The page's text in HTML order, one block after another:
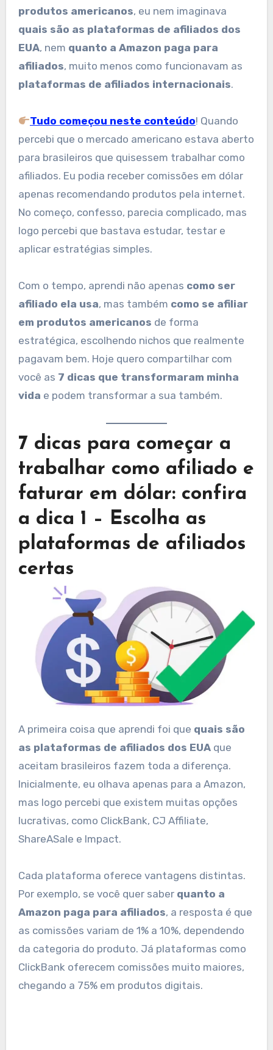
produtos americanos, eu nem imaginava
quais são as plataformas de afiliados dos
EUA, nem quanto a Amazon paga para
afiliados, muito menos como funcionavam as
plataformas de afiliados internacionais.
Tudo começou neste conteúdo! Quando
percebi que o mercado americano estava aberto
para brasileiros que quisessem trabalhar como
afiliados. Eu podia receber comissões em dólar
apenas recomendando produtos pela internet.
No começo, confesso, parecia complicado, mas
logo percebi que bastava estudar, testar e
aplicar estratégias simples.
Com o tempo, aprendi não apenas como ser
afiliado ela usa, mas também como se afiliar
em produtos americanos de forma
estratégica, escolhendo nichos que realmente
pagavam bem. Hoje quero compartilhar com
você as 7 dicas que transformaram minha
vida e podem transformar a sua também.
7 dicas para começar a
trabalhar como afiliado e
faturar em dólar: confira
a dica 1 – Escolha as
plataformas de afiliados
certas
A primeira coisa que aprendi foi que quais são
as plataformas de afiliados dos EUAque
aceitam brasileiros fazem toda a diferença.
Inicialmente, eu olhava apenas para a Amazon,
mas logo percebi que existem muitas opções
lucrativas, como ClickBank, CJ Affiliate,
ShareASale e Impact.
Cada plataforma oferece vantagens distintas.
Por exemplo, se você quer saber quanto a
Amazon paga para afiliados, a resposta é que
as comissões variam de 1% a 10%, dependendo
da categoria do produto. Já plataformas como
ClickBank oferecem comissões muito maiores,
chegando a 75% em produtos digitais.